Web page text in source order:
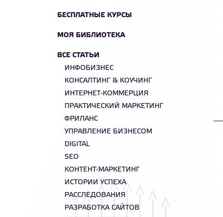
БЕСПЛАТНЫЕ КУРСЫ
МОЯ БИБЛИОТЕКА
ВСЕ СТАТЬИ
ИНФОБИЗНЕС
КОНСАЛТИНГ & КОУЧИНГ
ИНТЕРНЕТ-КОММЕРЦИЯ
ПРАКТИЧЕСКИЙ МАРКЕТИНГ
ФРИЛАНС
УПРАВЛЕНИЕ БИЗНЕСОМ
DIGITAL
SEO
КОНТЕНТ-МАРКЕТИНГ
ИСТОРИИ УСПЕХА
РАССЛЕДОВАНИЯ
РАЗРАБОТКА САЙТОВ